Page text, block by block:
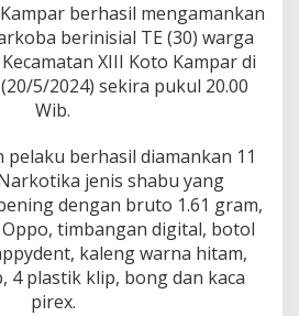
a
D
i
D
e
s
K
o
t
o
M
a
s
j
berhasil mengamankan
berinisial TE (30) warga
XIII Koto Kampar di
5/2024) sekira pukul 20.00
Wib.
berhasil diamankan 11
jenis shabu yang
dengan bruto 1.61 gram,
timbangan digital, botol
kaleng warna hitam,
4 plastik klip, bong dan kaca
pirex.